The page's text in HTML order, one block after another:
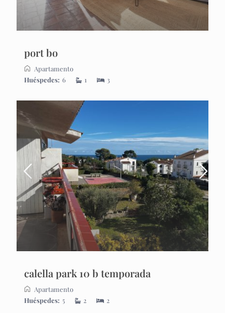
port bo
Apartamento
Huéspedes: 6 1 3
calella park 10 b temporada
Apartamento
Huéspedes: 5 2 2